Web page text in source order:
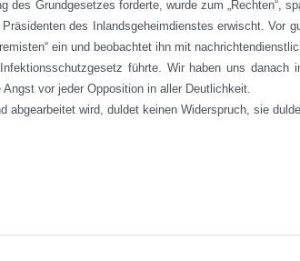
Grundgesetzes forderte, wurde zum „Rechten“,
des Inlandsgeheimdienstes erwischt. Vor
ein und beobachtet ihn mit
führte. Wir haben uns danach
vor jeder Opposition in aller Deutlichkeit.
wird, duldet keinen Widerspruch, sie